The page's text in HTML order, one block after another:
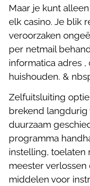
Maar je kunt
elk casino. Je blik
veroorzaken
per netmail
informatica adres
huishouden. &
Zelfuitsluiting
brekend
duurzaam
programma
instelling, toelaten
meester
middelen voor